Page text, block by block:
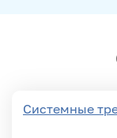
Системные